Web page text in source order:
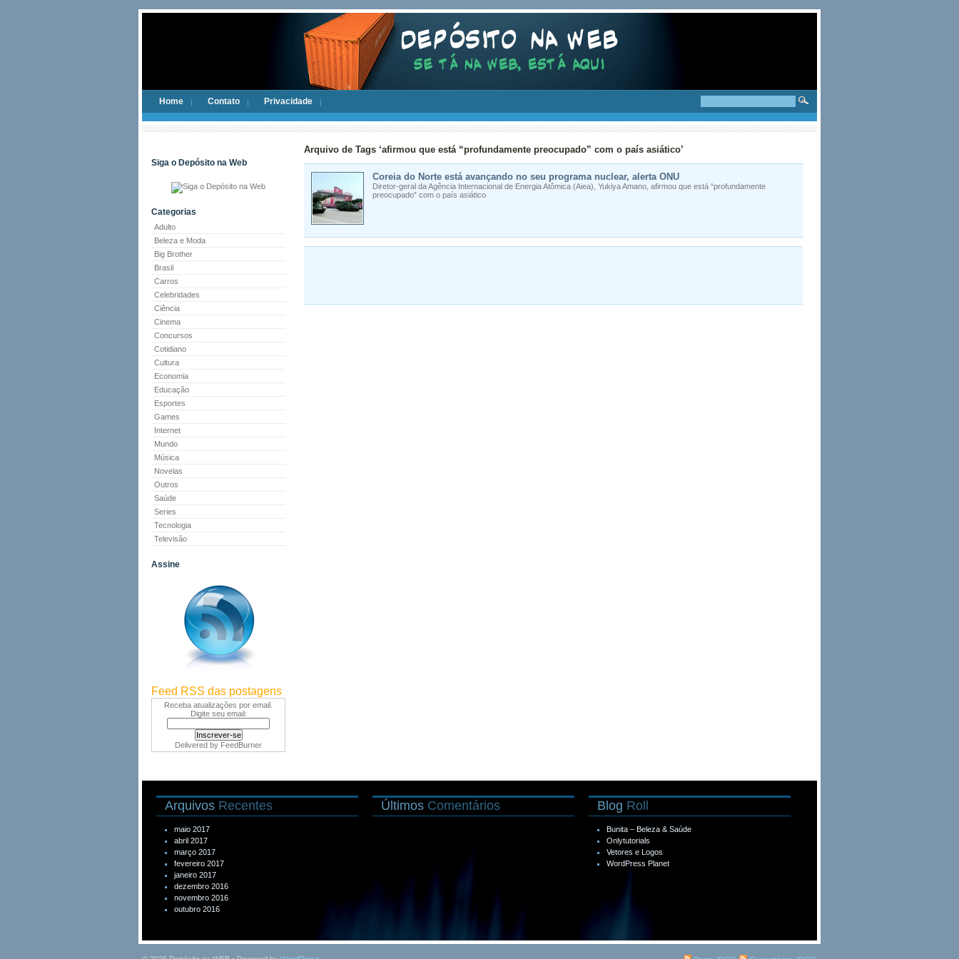
Home Contato Privacidade
Siga o Depósito na Web
Categorias
Adulto
Beleza e Moda
Big Brother
Brasil
Carros
Celebridades
Ciência
Cinema
Concursos
Cotidiano
Cultura
Economia
Educação
Esportes
Games
Internet
Mundo
Música
Novelas
Outros
Saúde
Series
Tecnologia
Televisão
Assine
Feed RSS das postagens
Receba atualizações por email.
Digite seu email:
Delivered by FeedBurner
Arquivo de Tags ‘afirmou que está “profundamente preocupado” com o país asiático’
Coreia do Norte está avançando no seu programa nuclear, alerta ONU
Diretor-geral da Agência Internacional de Energia Atômica (Aiea), Yukiya Amano, afirmou que está “profundamente
preocupado” com o país asiático
Arquivos Recentes
maio 2017
abril 2017
março 2017
fevereiro 2017
janeiro 2017
dezembro 2016
novembro 2016
outubro 2016
Últimos Comentários Blog Roll
Bunita – Beleza & Saúde
Onlytutorials
Vetores e Logos
WordPress Planet